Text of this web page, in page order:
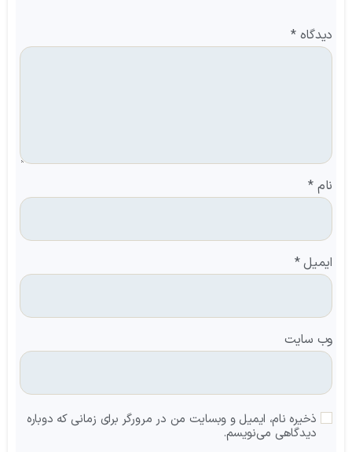
دیدگاه*
نام *
ایمیل*
وب‌ سایت
ذخیره نام، ایمیل و وبسایت من در مرورگر برای زمانی که دوباره
دیدگاهی می‌نویسم.